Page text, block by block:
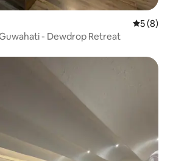
5 de
5 (8)
- Dewdrop Retreat